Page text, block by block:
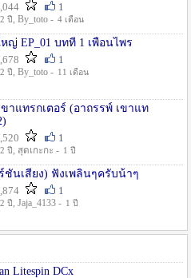
1
2 ปี , By_toto - 4 เดือน
ญ่ EP_01 บทที่ 1 เพื่อนไพร
1
2 ปี , By_toto - 11 เดือน
ขาแทรกเตอร์ (อาถรรพ์ เขาแท
1
2 ปี , สุดเกะกะ - 1 ปี
ชั่นเสียง) ฟังเพลินๆครับน้าๆ
1
2 ปี , Jaja_4133 - 1 ปี
Litespin DCx